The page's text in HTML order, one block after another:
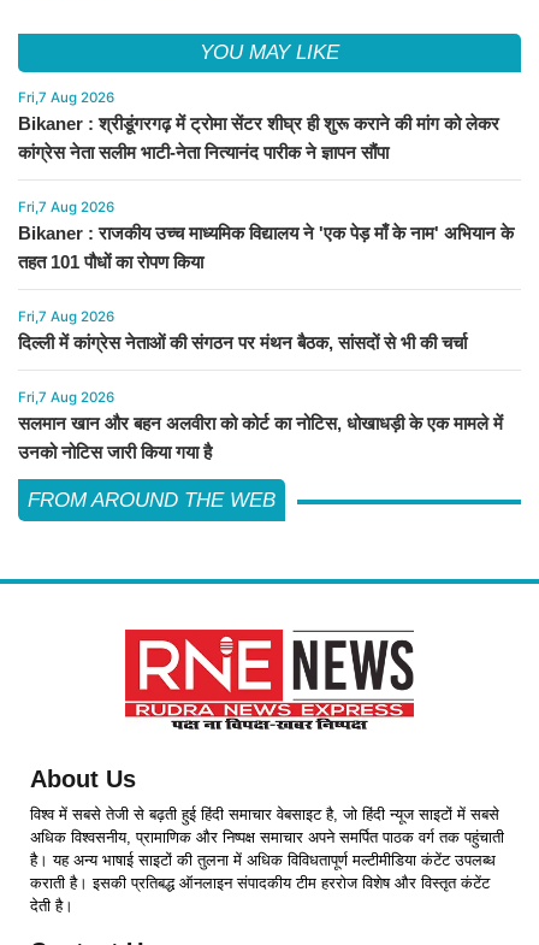
YOU MAY LIKE
Fri,7 Aug 2026
Bikaner : श्रीडूंगरगढ़ में ट्रोमा सेंटर शीघ्र ही शुरू कराने की मांग को लेकर
कांग्रेस नेता सलीम भाटी-नेता नित्यानंद पारीक ने ज्ञापन सौंपा
Fri,7 Aug 2026
Bikaner : राजकीय उच्च माध्यमिक विद्यालय ने 'एक पेड़ माँ के नाम' अभियान के
तहत 101 पौधों का रोपण किया
Fri,7 Aug 2026
दिल्ली में कांग्रेस नेताओं की संगठन पर मंथन बैठक, सांसदों से भी की चर्चा
Fri,7 Aug 2026
सलमान खान और बहन अलवीरा को कोर्ट का नोटिस, धोखाधड़ी के एक मामले में
उनको नोटिस जारी किया गया है
FROM AROUND THE WEB
About Us
विश्व में सबसे तेजी से बढ़ती हुई हिंदी समाचार वेबसाइट है, जो हिंदी न्यूज साइटों में सबसे
अधिक विश्वसनीय, प्रामाणिक और निष्पक्ष समाचार अपने समर्पित पाठक वर्ग तक पहुंचाती
है। यह अन्य भाषाई साइटों की तुलना में अधिक विविधतापूर्ण मल्टीमीडिया कंटेंट उपलब्ध
कराती है। इसकी प्रतिबद्ध ऑनलाइन संपादकीय टीम हररोज विशेष और विस्तृत कंटेंट
देती है।